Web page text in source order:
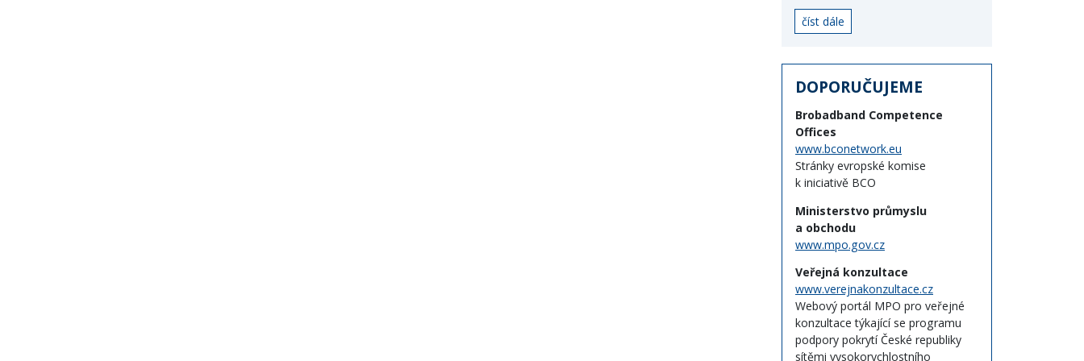
číst dále
DOPORUČUJEME
Brobadband Competence
Offices
www.bconetwork.eu
Stránky evropské komise
k iniciativě BCO
Ministerstvo průmyslu
a obchodu
www.mpo.gov.cz
Veřejná konzultace
www.verejnakonzultace.cz
Webový portál MPO pro veřejné
konzultace týkající se programu
podpory pokrytí České republiky
sítěmi vysokorychlostního